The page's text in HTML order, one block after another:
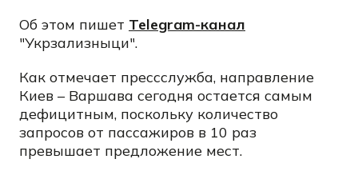
Об этом пишет Telegram-канал
"Укрзализныци".
Как отмечает прессслужба, направление
Киев – Варшава сегодня остается самым
дефицитным, поскольку количество
запросов от пассажиров в 10 раз
превышает предложение мест.